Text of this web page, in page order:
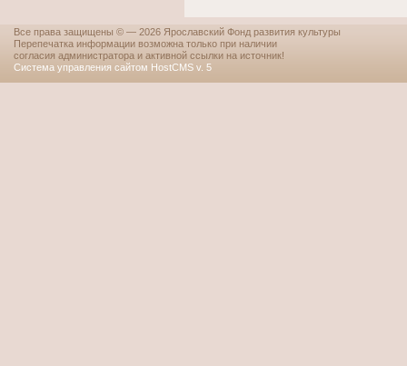
Все права защищены © — 2026 Ярославский Фонд развития культуры
Перепечатка информации возможна только при наличии
согласия администратора и активной ссылки на источник!
Система управления сайтом HostCMS v. 5